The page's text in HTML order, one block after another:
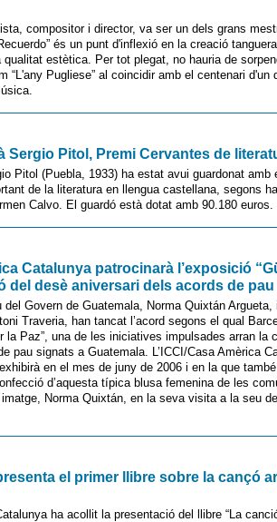
compositor i director, va ser un dels grans
és un punt d'inflexió en la creació
estètica. Per tot plegat, no hauria de
“L'any Pugliese” al coincidir amb el centenari
Sergio Pitol, Premi Cervantes de
Pitol (Puebla, 1933) ha estat avui guardonat amb
de la literatura en llengua castellana, segons
Calvo. El guardó està dotat amb 90.180 euros.
Catalunya patrocinarà l’exposició
del desè aniversari dels acords de pau
del Govern de Guatemala, Norma Quixtán Argueta,
Traveria, han tancat l’acord segons el qual
la Paz”, una de les iniciatives impulsades arran la
pau signats a Guatemala. L’ICCI/Casa Amèrica
en el mes de juny de 2006 i en la que
d’aquesta típica blusa femenina de les
Norma Quixtán, en la seva visita a la seu
el primer llibre sobre la cançó
ha acollit la presentació del llibre “La